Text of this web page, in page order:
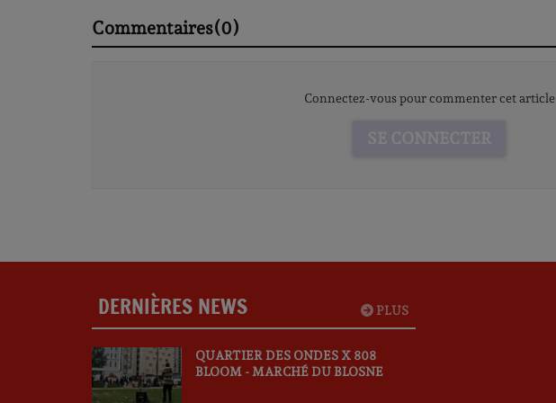
Commentaires(0)
Connectez-vous pour commenter cet article
PLUS
DERNIÈRES NEWS
QUARTIER DES ONDES X 808
BLOOM - MARCHÉ DU BLOSNE